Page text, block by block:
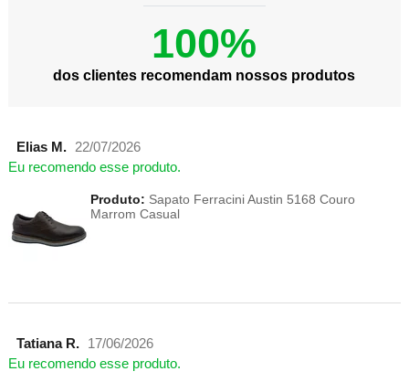
100%
dos clientes recomendam nossos produtos
Elias M. 22/07/2026
Eu recomendo esse produto.
Produto: Sapato Ferracini Austin 5168 Couro
Marrom Casual
Tatiana R.
17/06/2026
Eu recomendo esse produto.